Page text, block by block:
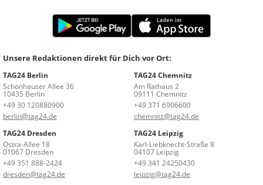
Unsere Redaktionen direkt für Dich vor Ort:
TAG24 Berlin
Schönhauser Allee 36
10435 Berlin
+49 30 120880900
berlin@tag24.de
TAG24 Chemnitz
Am Rathaus 2
09111 Chemnitz
+49 371 6906600
chemnitz@tag24.de
TAG24 Dresden
Ostra-Allee 18
01067 Dresden
+49 351 888-2424
dresden@tag24.de
TAG24 Leipzig
Karl-Liebknecht-Straße 8
04107 Leipzig
+49 341 24250430
leipzig@tag24.de